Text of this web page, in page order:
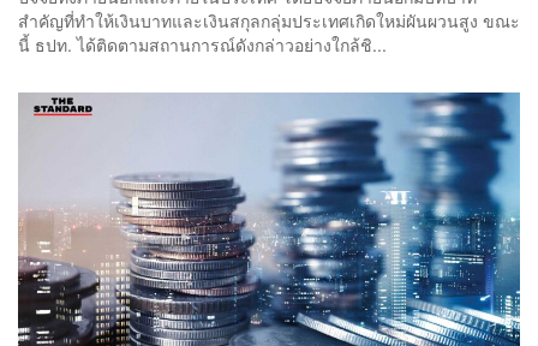
สำคัญที่ทำให้เงินบาทและเงินสกุลกลุ่มประเทศเกิดใหม่ผันผวนสูง ขณะ
นี้ ธปท. ได้ติดตามสถานการณ์ดังกล่าวอย่างใกล้ชิ...